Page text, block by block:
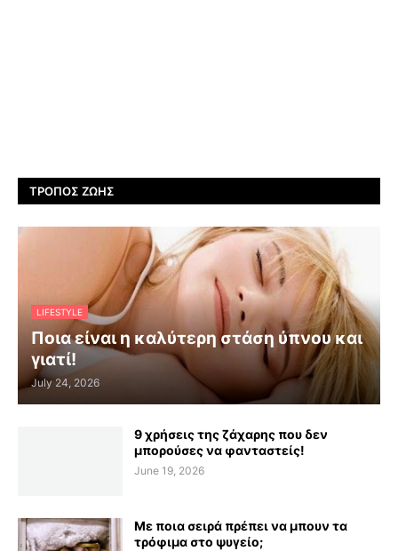
ΤΡΌΠΟΣ ΖΩΉΣ
LIFESTYLE
Ποια είναι η καλύτερη στάση ύπνου και
γιατί!
July 24, 2026
9 χρήσεις της ζάχαρης που δεν
μπορούσες να φανταστείς!
June 19, 2026
Με ποια σειρά πρέπει να μπουν τα
τρόφιμα στο ψυγείο;